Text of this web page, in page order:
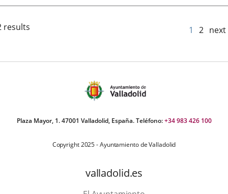
results 1 2 next
Plaza Mayor, 1. 47001 Valladolid, España. Teléfono:+34 983 426 100
Copyright 2025 - Ayuntamiento de Valladolid
valladolid.es